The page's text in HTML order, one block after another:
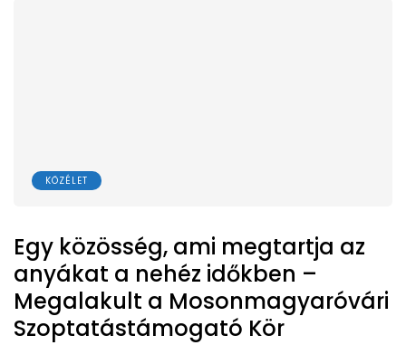
KÖZÉLET
Egy közösség, ami megtartja az
anyákat a nehéz időkben –
Megalakult a Mosonmagyaróvári
Szoptatástámogató Kör